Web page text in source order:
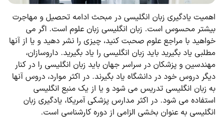
اهمیت یادگیری زبان انگلیسی در مبحث ادامه تحصیل و مهاجرت
بیشتر محسوس است. زبان انگلیسی زبان علوم است. اگر می
خواهید با مراجع علوم صحبت کنید، چیزی را نشر دهید و یا از آنها
مطلبی یاد بگیرید باید زبان انگلیسی را یاد بگیرید. داروسازان،
مهندسین و پزشکان در سراسر جهان باید زبان انگلیسی را در کنار
دیگر دروس خود در دانشگاه یاد بگیرند. در اکثر موارد، دروس آن­ها
به زبان انگلیسی تدریس می ­شود و یا از یک منبع انگلیسی
استفاده می­ شود. در اکثر مدارس پزشکی آمریکا، یادگیری زبان
انگلیسی به عنوان بخشی الزامی از دوره کارشناسی است.